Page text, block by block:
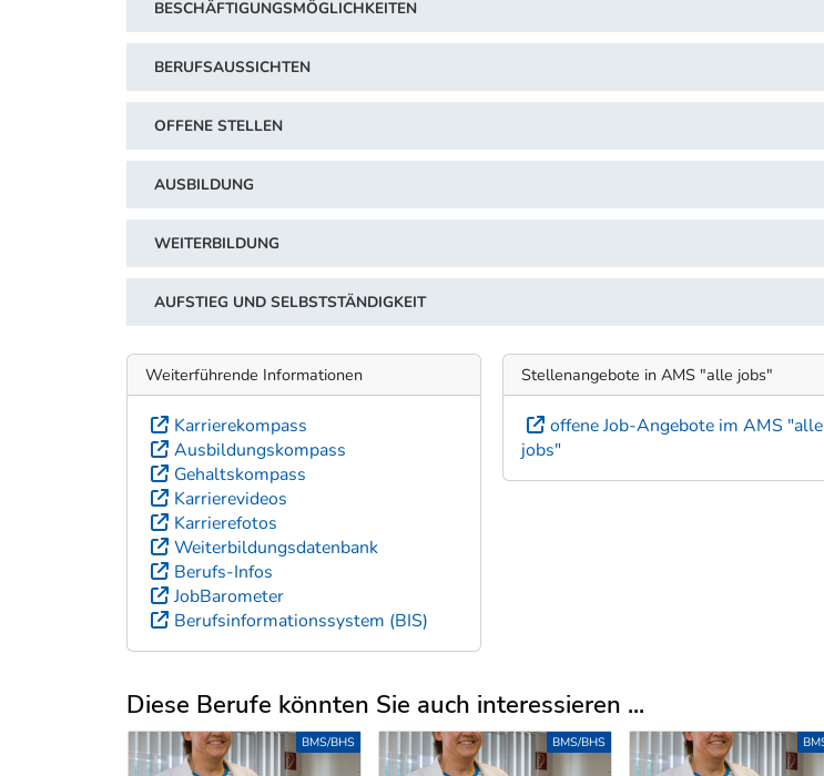
BESCHÄFTIGUNGSMÖGLICHKEITEN
BERUFSAUSSICHTEN
OFFENE STELLEN
AUSBILDUNG
WEITERBILDUNG
AUFSTIEG UND SELBSTSTÄNDIGKEIT
Weiterführende Informationen
Karrierekompass
Ausbildungskompass
Gehaltskompass
Karrierevideos
Karrierefotos
Weiterbildungsdatenbank
Berufs-Infos
JobBarometer
Berufsinformationssystem (BIS)
Stellenangebote in AMS "alle jobs"
offene Job-Angebote im AMS "alle
jobs"
Diese Berufe könnten Sie auch interessieren ...
Uber weitere Berufsvorschläge
BMS/BHS BMS/BHS BMS/BHS